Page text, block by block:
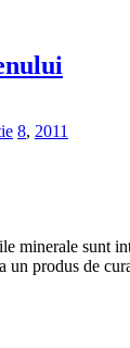
8, 2011
minerale sunt
un produs de